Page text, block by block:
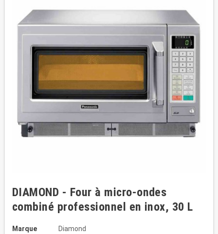
DIAMOND - Four à micro-ondes
combiné professionnel en inox, 30 L
Marque
Diamond